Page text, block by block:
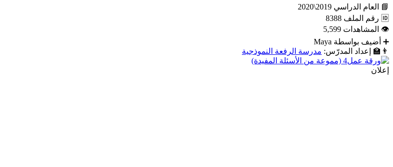
📘 العام الدراسي 2019\2020
🆔 رقم الملف 8388
👁 المشاهدات 5,599
➕ أضيف بواسطة Maya
👨‍🏫
إعداد المدرّس: مدرسة الرفعة النموذجية
إعلان